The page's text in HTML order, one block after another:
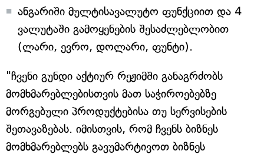
ანგარიში მულტისავალუტო ფუნქციით და 4
ვალუტაში გამოყენების შესაძლებლობით
(ლარი, ევრო, დოლარი, ფუნტი).
"ჩვენი გუნდი აქტიურ რეჟიმში განაგრძობს
მომხმარებლებისთვის მათ საჭიროებებზე
მორგებული პროდუქტებისა თუ სერვისების
შეთავაზებას. იმისთვის, რომ ჩვენს ბიზნეს
მომხმარებლებს გავუმარტივოთ ბიზნეს